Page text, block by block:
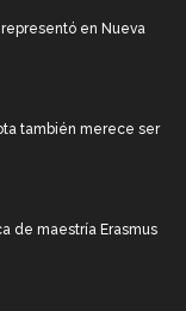
representó en Nueva
también merece ser
de maestría Erasmus